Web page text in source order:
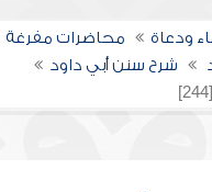
ودعاة
محاضرات مفرغة
شرح سنن أبي داود